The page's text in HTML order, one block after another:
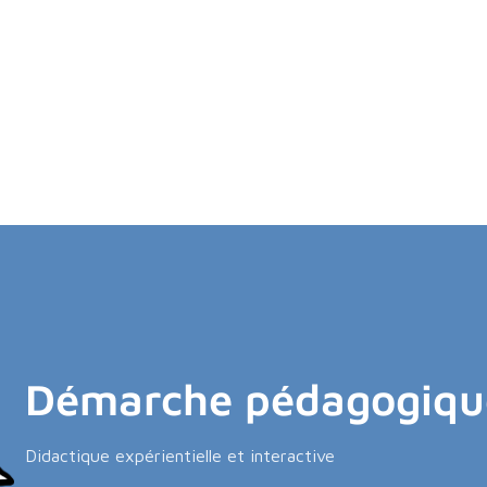
Démarche
Didactique expérientielle et interactive